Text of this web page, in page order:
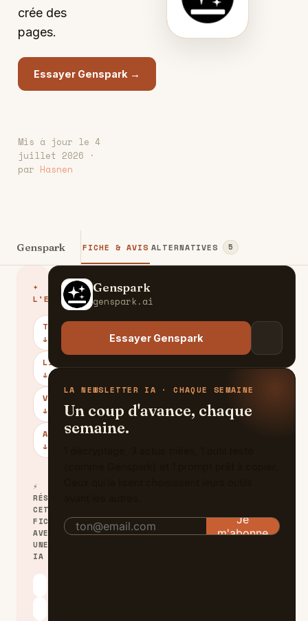
crée des
pages.
Essayer Genspark →
Mis à jour le 4
juillet 2026 ·
par Hasnen
Genspark FICHE & AVIS ALTERNATIVES 5
✦
L'ESSENTIEL
TARIFS
↓
LIMITES
↓
VERDICT
↓
ALTERNATIVES
↓
⚡
RÉSUMER
CETTE
FICHE
AVEC
UNE
IA
ChatGPT
Claude
G Genspark
genspark.ai
Essayer Genspark
LA NEWSLETTER IA · CHAQUE SEMAINE
Un coup d'avance, chaque
semaine.